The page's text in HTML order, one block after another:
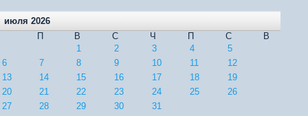
июля 2026
П
В С Ч П С
В
1
2 3 4
5
6
7 8 9 10 11
12
13
14 15 16 17 18
19
20
21 22 23 24 25
26
27
28 29 30 31